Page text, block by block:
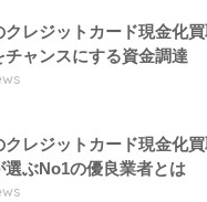
クレジットカード現金化買
チャンスにする資金調達
クレジットカード現金化買
選ぶNo1の優良業者とは